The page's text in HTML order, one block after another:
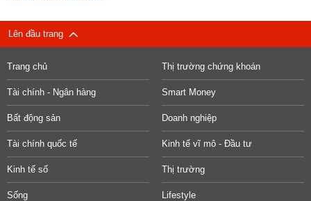
Lên đầu trang
Trang chủ Thị trường chứng khoán
Tài chính - Ngân hàng Smart Money
Bất động sản Doanh nghiệp
Tài chính quốc tế Kinh tế vĩ mô - Đầu tư
Kinh tế số Thị trường
Sống Lifestyle